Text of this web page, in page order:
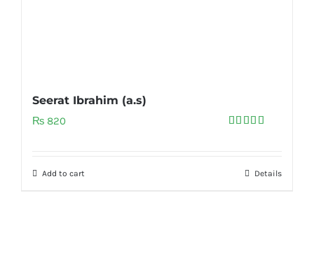
Seerat Ibrahim (a.s)
₨ 820
Add to cart Details